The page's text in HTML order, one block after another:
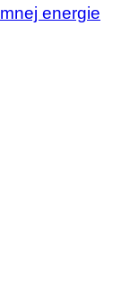
energie